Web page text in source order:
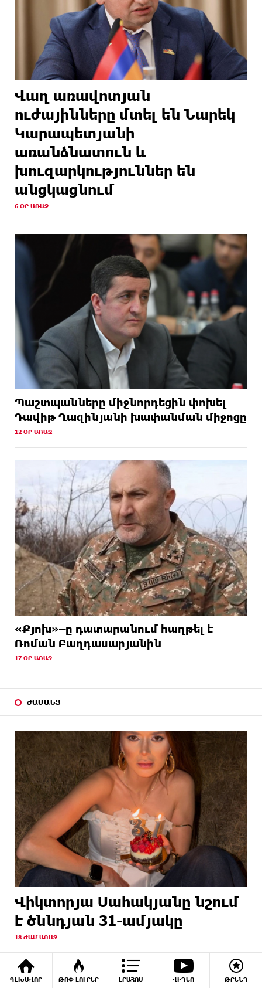
ԳԼԽԱՎՈՐ ԹՈՓ ԼՈՒՐԵՐ ԼՐԱՀՈՍ ՎԻԴԵՈ ԹՐԵՆԴ
Վաղ առավոտյան
ուժայինները մտել են Նարեկ
Կարապետյանի
առանձնատուն և
խուզարկություններ են
անցկացնում
6 ՕՐ ԱՌԱՋ
Պաշտպանները միջնորդեցին փոխել
Դավիթ Ղազինյանի խափանման միջոցը
12 ՕՐ ԱՌԱՋ
«Քյոխ»–ը դատարանում հաղթել է
Ռոման Բաղդասարյանին
17 ՕՐ ԱՌԱՋ
ԺԱՄԱՆՑ
Վիկտորյա Սահակյանը նշում
է ծննդյան 31-ամյակը
18 ԺԱՄ ԱՌԱՋ